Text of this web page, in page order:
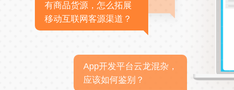
有商品货源，怎么拓展
移动互联网客源渠道？
App开发平台云龙混杂，
应该如何鉴别？